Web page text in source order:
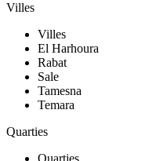
Villes
Villes
El Harhoura
Rabat
Sale
Tamesna
Temara
Quarties